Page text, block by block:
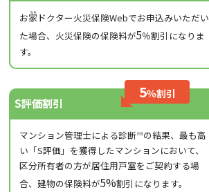
お家 ドクター火災保険Webでお申込みいただい
た場合、火災保険の保険料が5％割引になりま
す。
S評価割引
5％割引
マンション管理士による診断※8の結果、最も高
い「S評価」を獲得したマンションにおいて、
区分所有者の方が居住用戸室をご契約する場
合、建物の保険料が5%割引になります。